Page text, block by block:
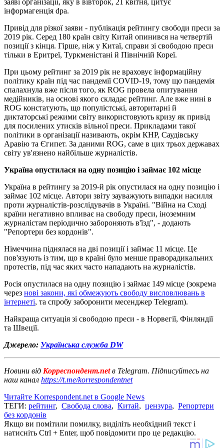
інформагенція dpa.
Привід для різкої заяви - публікація рейтингу свободи преси за
2019 рік. Серед 180 країн світу Китай опинився на четвертій
позиції з кінця. Гірше, ніж у Китаї, справи зі свободою преси
тільки в Еритреї, Туркменістані й Північній Кореї.
При цьому рейтинг за 2019 рік не враховує інформаційну
політику країн під час пандемії COVID-19, тому що пандемія
спалахнула вже після того, як ROG провела опитування
медійників, на основі якого складає рейтинг. Але вже нині в
ROG констатують, що популістські, авторитарні й
диктаторські режими світу використовують кризу як привід
для посилених утисків вільної преси. Прикладами такої
політики в організації називають, окрім КНР, Саудівську
Аравію та Єгипет. За даними ROG, саме в цих трьох державах
світу ув'язнено найбільше журналістів.
Україна опустилася на одну позицію і займає 102 місце
Україна в рейтингу за 2019-й рік опустилася на одну позицію і
займає 102 місце. Автори звіту зауважують випадки насилля
проти журналістів-розслідувачів в Україні. "Війна на Сході
країни негативно впливає на свободу преси, іноземним
журналістам періодично забороняють в'їзд", - додають
"Репортери без кордонів".
Німеччина піднялася на дві позиції і займає 11 місце. Це
пов'язують із тим, що в країні було менше праворадикальних
протестів, під час яких часто нападають на журналістів.
Росія опустилася на одну позицію і займає 149 місце (зокрема
через нові закони, які обмежують свободу висловлювань в
інтернеті, та спробу заборонити месенджер Telegram).
Найкраща ситуація зі свободою преси - в Норвегії, Фінляндії
та Швеції.
Джерело: Українська служба DW
Новини від Корреспондент.netв Telegram. Підписуйтесь на
наш канал https://t.me/korrespondentnet
Читайте Korrespondent.net в Google News
ТЕГИ: рейтинг, Свобода слова, Китай, цензура, Репортери
без кордонів
Якщо ви помітили помилку, виділіть необхідний текст і
натисніть Ctrl + Enter, щоб повідомити про це редакцію.